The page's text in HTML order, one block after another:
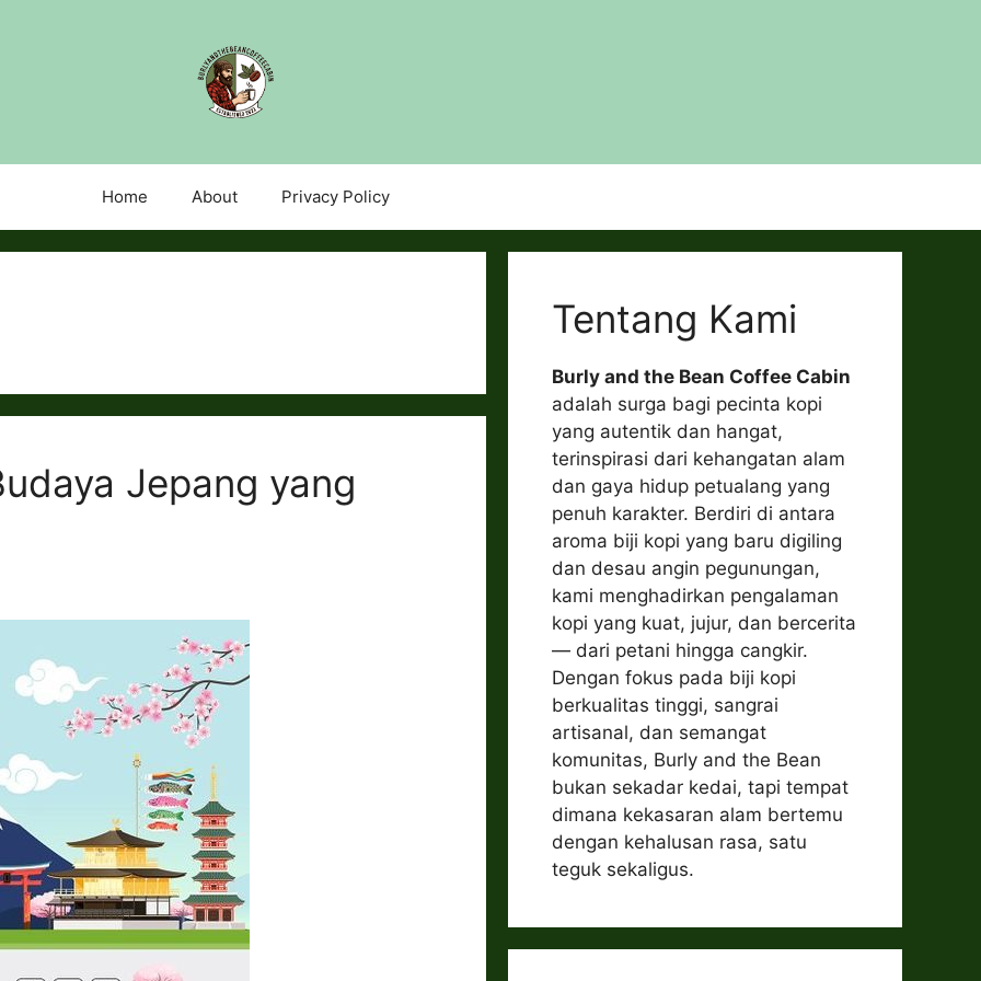
Home About Privacy Policy
Jepang yang
Tentang Kami
Burly and the Bean Coffee Cabin
adalah surga bagi pecinta kopi
yang autentik dan hangat,
terinspirasi dari kehangatan alam
dan gaya hidup petualang yang
penuh karakter. Berdiri di antara
aroma biji kopi yang baru digiling
dan desau angin pegunungan,
kami menghadirkan pengalaman
kopi yang kuat, jujur, dan bercerita
— dari petani hingga cangkir.
Dengan fokus pada biji kopi
berkualitas tinggi, sangrai
artisanal, dan semangat
komunitas, Burly and the Bean
bukan sekadar kedai, tapi tempat
dimana kekasaran alam bertemu
dengan kehalusan rasa, satu
teguk sekaligus.